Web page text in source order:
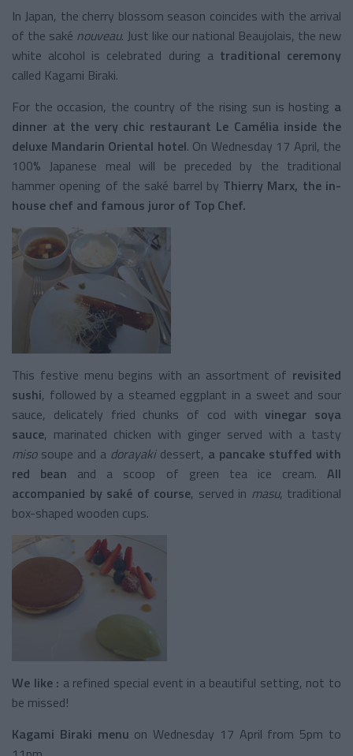
In Japan, the cherry blossom season coincides with the arrival
of the saké nouveau. Just like our national Beaujolais, the new
white alcohol is celebrated during a traditional ceremony
called Kagami Biraki.
For the occasion, the country of the rising sun is hosting a
dinner at the very chic restaurant Le Camélia inside the
deluxe Mandarin Oriental hotel. On Wednesday 17 April, the
100% Japanese meal will be preceded by the traditional
hammer opening of the saké barrel by Thierry Marx, the in-
house chef and famous juror of Top Chef.
This festive menu begins with an assortment of revisited
sushi, followed by a steamed eggplant in a sweet and sour
sauce, delicately fried chunks of cod withvinegar soya
sauce, marinated chicken with ginger served with a tasty
misosoupe and a dorayakidessert, a pancake stuffed with
red bean and a scoop of green tea ice cream.All
accompanied by saké of course, served in masu, traditional
box-shaped wooden cups.
We like : a refined special event in a beautiful setting, not to
be missed!
Kagami Biraki menu on Wednesday 17 April from 5pm to